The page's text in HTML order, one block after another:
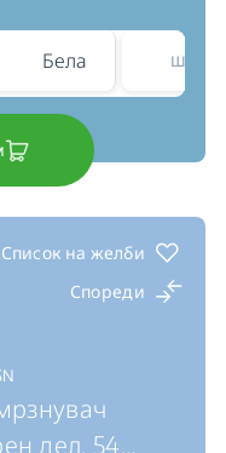
Бела
Список на желби
Спореди
дел, 54…